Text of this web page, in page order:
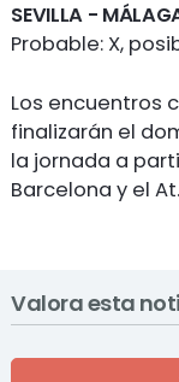
SEVILLA -
Probable: X,
Los encuentros
finalizarán el
la jornada a
Barcelona y el
Valora esta